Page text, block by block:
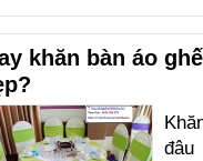
khăn bàn áo